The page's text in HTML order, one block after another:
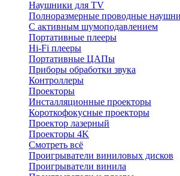
Наушники для TV
Полноразмерные проводные
С активным шумоподавлением
Портативные плееры
Hi-Fi плееры
Портативные ЦАПы
Приборы обработки звука
Контроллеры
Проекторы
Инсталляционные проекторы
Короткофокусные проекторы
Проектор лазерный
Проекторы 4K
Смотреть всё
Проигрыватели виниловых дисков
Проигрыватели винила